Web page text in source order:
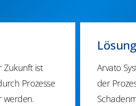
Zukunft ist
Prozesse
werden.
Lösung
Arvato
der